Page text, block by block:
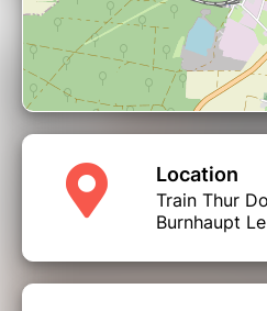
Location
Train Thur
Burnhaupt